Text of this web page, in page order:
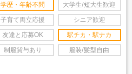
学歴・年齢不問 大学生/短大生歓迎
子育て両立応援 シニア歓迎
友達と応募OK 駅チカ・駅ナカ
制服貸与あり 服装/髪型自由